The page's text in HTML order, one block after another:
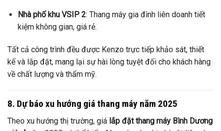
Nhà phố khu VSIP 2: Thang máy gia đình liên doanh tiết
kiệm không gian, giá rẻ.
Tất cả công trình đều được Kenzo trực tiếp khảo sát, thiết
kế và lắp đặt, mang lại sự hài lòng tuyệt đối cho khách hàng
về chất lượng và thẩm mỹ.
8. Dự báo xu hướng giá thang máy năm 2025
Theo xu hướng thị trường, giá lắp đặt thang máy Bình Dương